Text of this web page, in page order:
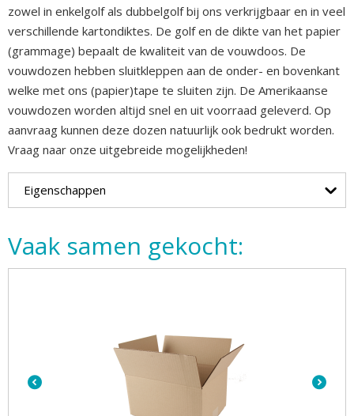
zowel in enkelgolf als dubbelgolf bij ons verkrijgbaar en in veel
verschillende kartondiktes. De golf en de dikte van het papier
(grammage) bepaalt de kwaliteit van de vouwdoos. De
vouwdozen hebben sluitkleppen aan de onder- en bovenkant
welke met ons (papier)tape te sluiten zijn. De Amerikaanse
vouwdozen worden altijd snel en uit voorraad geleverd. Op
aanvraag kunnen deze dozen natuurlijk ook bedrukt worden.
Vraag naar onze uitgebreide mogelijkheden!
Eigenschappen
Vaak samen gekocht: